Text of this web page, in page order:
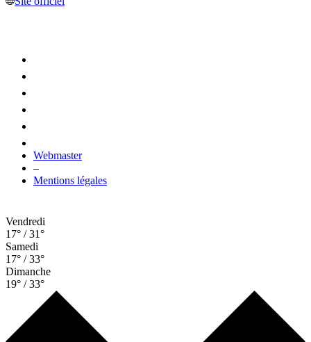
Webmaster
–
Mentions légales
Vendredi
17° / 31°
Samedi
17° / 33°
Dimanche
19° / 33°